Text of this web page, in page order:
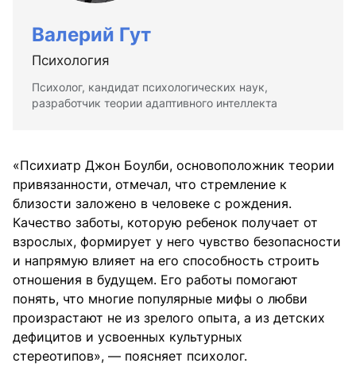
Валерий Гут
Психология
Психолог, кандидат психологических наук,
разработчик теории адаптивного интеллекта
«Психиатр Джон Боулби, основоположник теории
привязанности, отмечал, что стремление к
близости заложено в человеке с рождения.
Качество заботы, которую ребенок получает от
взрослых, формирует у него чувство безопасности
и напрямую влияет на его способность строить
отношения в будущем. Его работы помогают
понять, что многие популярные мифы о любви
произрастают не из зрелого опыта, а из детских
дефицитов и усвоенных культурных
стереотипов», — поясняет психолог.